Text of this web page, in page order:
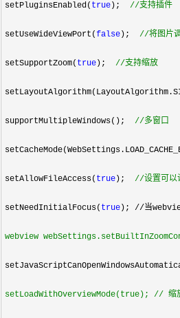
setPluginsEnabled( true ); //支持插件
setUseWideViewPort(false ); //将图片
setSupportZoom( true ); //支持缩放
supportMultipleWindows(); //多窗口
setAllowFileAccess( true ); //设置可以
setNeedInitialFocus( true ); //当
webview
setLoadWithOverviewMode(true); // 缩放